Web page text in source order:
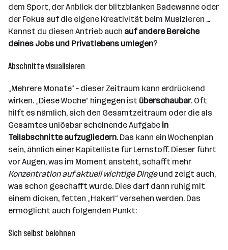
dem Sport, der Anblick der blitzblanken Badewanne oder
der Fokus auf die eigene Kreativität beim Musizieren …
Kannst du diesen Antrieb auch auf andere Bereiche
deines Jobs und Privatlebens umlegen?
Abschnitte visualisieren
„Mehrere Monate“ – dieser Zeitraum kann erdrückend
wirken. „Diese Woche“ hingegen ist überschaubar. Oft
hilft es nämlich, sich den Gesamtzeitraum oder die als
Gesamtes unlösbar scheinende Aufgabe in
Teilabschnitte aufzugliedern. Das kann ein Wochenplan
sein, ähnlich einer Kapitelliste für Lernstoff. Dieser führt
vor Augen, was im Moment ansteht, schafft mehr
Konzentration auf aktuell wichtige Dingeund zeigt auch,
was schon geschafft wurde. Dies darf dann ruhig mit
einem dicken, fetten „Hakerl“ versehen werden. Das
ermöglicht auch folgenden Punkt:
Sich selbst belohnen